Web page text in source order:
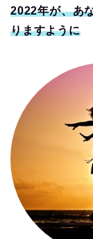
2022年が、あ
りますように